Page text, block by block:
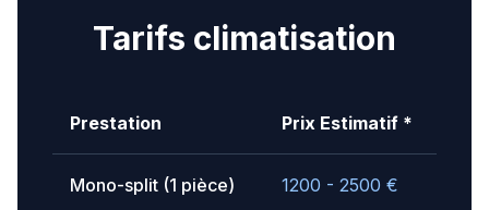
Tarifs climatisation
Prestation Prix Estimatif *
Mono-split (1 pièce) 1200 - 2500 €